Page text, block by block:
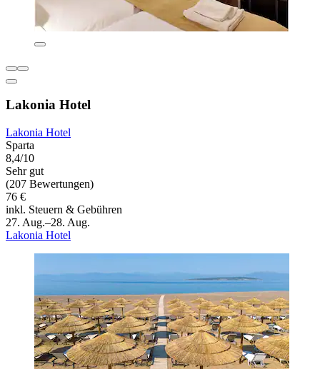
Lakonia Hotel
Lakonia Hotel
Sparta
8,4/10
Sehr gut
(207 Bewertungen)
76 €
inkl. Steuern & Gebühren
27. Aug.–28. Aug.
Lakonia Hotel